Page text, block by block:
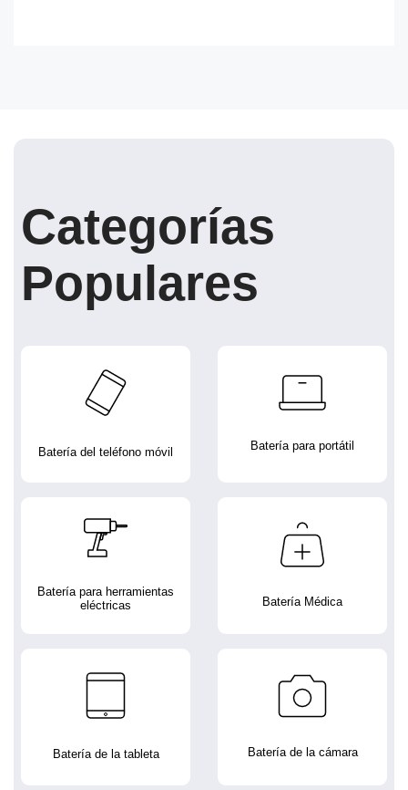
Categorías
Populares
Batería del teléfono móvil Batería para portátil
Batería para herramientas
eléctricas
Batería Médica
Batería de la tableta Batería de la cámara